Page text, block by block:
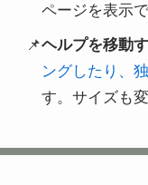
ページを表示
ヘルプを移動
ングしたり、
す。サイズも